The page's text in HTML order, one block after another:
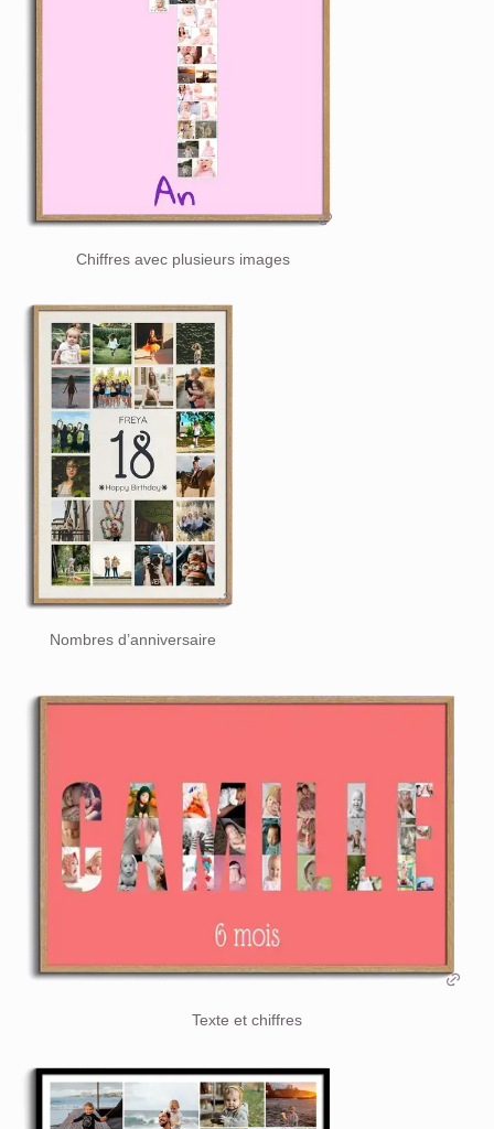
Chiffres avec plusieurs images
Nombres d’anniversaire
Texte et chiffres